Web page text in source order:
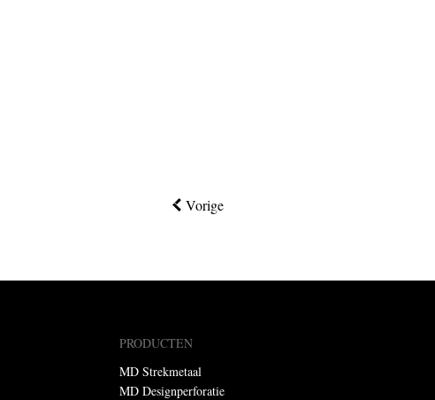
Vorige
PRODUCTEN
MD Strekmetaal
MD Designperforatie